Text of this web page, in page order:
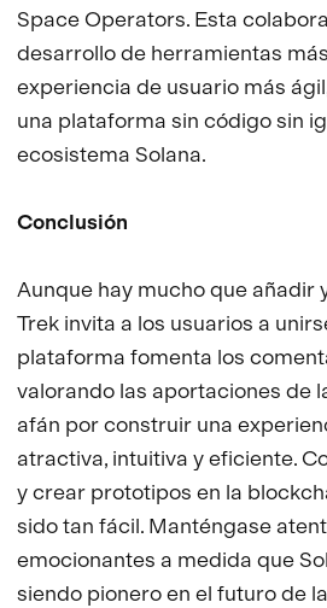
Space Operators. Esta
desarrollo de herramientas
experiencia de usuario más
una plataforma sin código sin
ecosistema Solana.
Conclusión
Aunque hay mucho que añadir
Trek invita a los usuarios a
plataforma fomenta los
valorando las aportaciones de
afán por construir una
atractiva, intuitiva y eficiente.
y crear prototipos en la
sido tan fácil. Manténgase
emocionantes a medida que
siendo pionero en el futuro de